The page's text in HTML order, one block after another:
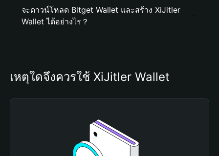
จะดาวน์โหลด Bitget Wallet และสร้าง XiJitler
Wallet ได้อย่างไร？
เหตุใดจึงควรใช้ XiJitler Wallet